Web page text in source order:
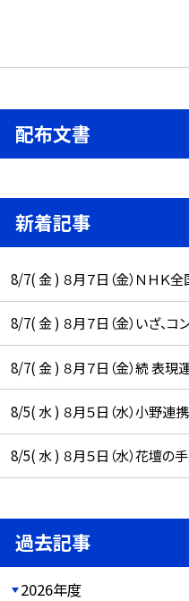
配布文書
新着記事
8/7( 金 ) ８月７日（金）ＮＨＫ
8/7( 金 ) ８月７日（金）いざ、コ
8/7( 金 ) ８月７日（金）続 表現運
8/5( 水 ) ８月５日（水）小野
8/5( 水 ) ８月５日（水）花壇の
過去記事
2026年度